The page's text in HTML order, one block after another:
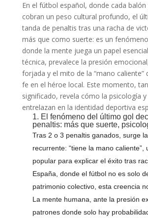
En el fútbol español, donde cada
cobran un peso cultural profundo, el
tanda de penaltis tras una racha de
más que como suerte: es un
donde la mente juega un papel
técnica, prevalece la presión
forjada y el mito de la “mano caliente”
fe en el héroe local. Este momento,
significado, revela cómo la psicología
entrelazan en la identidad deportiva
1. El fenómeno del último gol
penaltis: más que suerte,
Tras 2 o 3 penaltis ganados, surge
recurrente: “tiene la mano caliente”,
popular para explicar el éxito tras
España, donde el fútbol no es solo
patrimonio colectivo, esta creencia
La mente humana, ante la presión
patrones donde solo hay